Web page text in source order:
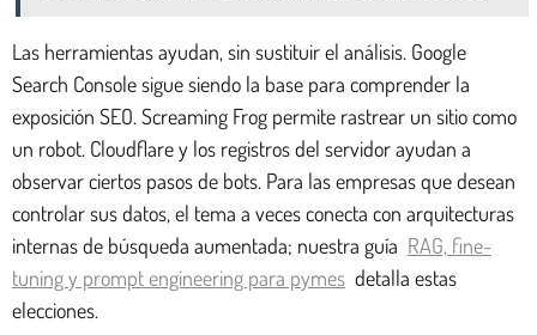
Las herramientas ayudan, sin sustituir el análisis. Google
Search Console sigue siendo la base para comprender la
exposición SEO. Screaming Frog permite rastrear un sitio como
un robot. Cloudflare y los registros del servidor ayudan a
observar ciertos pasos de bots. Para las empresas que desean
controlar sus datos, el tema a veces conecta con arquitecturas
internas de búsqueda aumentada; nuestra guía RAG, fine-
tuning y prompt engineering para pymes detalla estas
elecciones.